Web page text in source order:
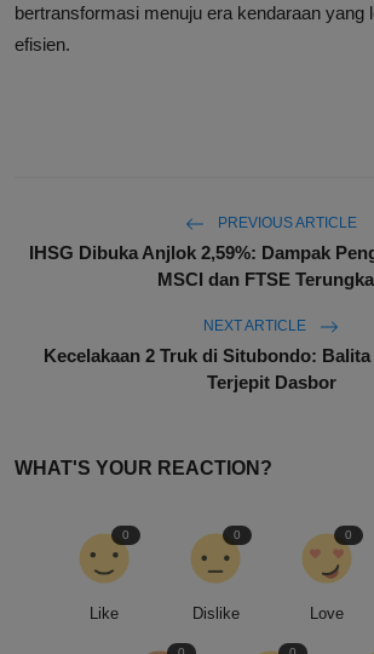
bertransformasi menuju era kendaraan yang
efisien.
PREVIOUS ARTICLE
IHSG Dibuka Anjlok 2,59%: Dampak
MSCI dan FTSE
NEXT ARTICLE
Kecelakaan 2 Truk di Situbondo: Balita
Terjepit Dasbor
WHAT'S YOUR REACTION?
Like
0
Dislike
0
Love
0